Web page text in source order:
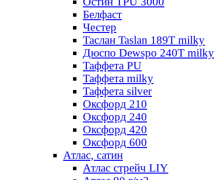
Белфаст
Честер
Таслан Taslan 189T milky
Дюспо Dewspo 240T milky
Таффета PU
Таффета milky
Таффета silver
Оксфорд 210
Оксфорд 240
Оксфорд 420
Оксфорд 600
Атлас, сатин
Атлас стрейч LIY